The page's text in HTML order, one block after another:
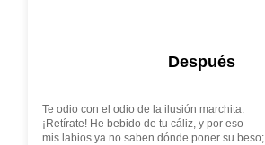
Después
Te odio con el odio de la ilusión marchita.
¡Retírate! He bebido de tu cáliz, y por eso
mis labios ya no saben dónde poner su beso;